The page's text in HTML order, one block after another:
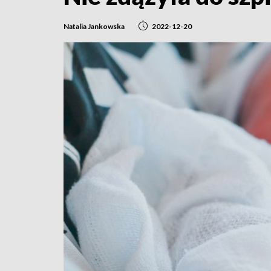
Natalia Jankowska 2022-12-20